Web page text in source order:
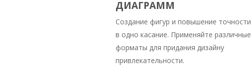
ДИАГРАММ
Создание фигур и повышение точности
в одно касание. Применяйте различные
форматы для придания дизайну
привлекательности.